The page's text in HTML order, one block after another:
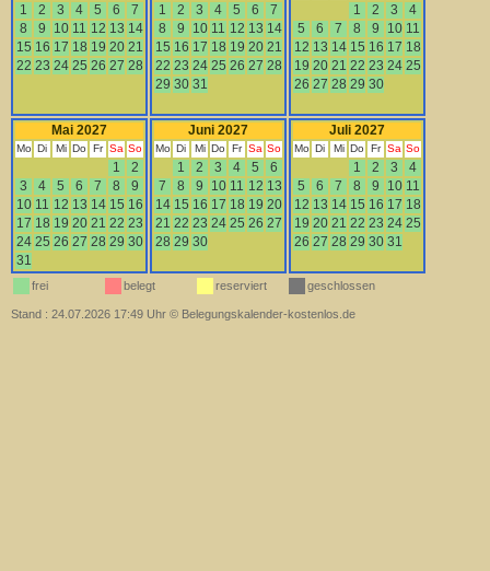
1 2 3 4 5 6
7
8
9 10 11 12 13 14
15 16 17 18 19 20 21
22 23 24 25 26 27 28
1 2 3 4 5 6
7
8
9 10 11 12 13 14
15 16 17 18 19 20 21
22 23 24 25 26 27 28
29 30 31
1 2 3
4
5
6 7 8 9 10 11
12 13 14 15 16 17 18
19 20 21 22 23 24 25
26 27 28 29 30
Mai 2027
Mo Di Mi Do Fr Sa So
1
2
3
4 5 6 7 8
9
10 11 12 13 14 15 16
17 18 19 20 21 22 23
24 25 26 27 28 29 30
31
Juni 2027
Mo Di Mi Do Fr Sa So
1 2 3 4 5
6
7
8 9 10 11 12 13
14 15 16 17 18 19 20
21 22 23 24 25 26 27
28 29 30
Juli 2027
Mo Di Mi Do Fr Sa So
1 2 3
4
5
6 7 8 9 10 11
12 13 14 15 16 17 18
19 20 21 22 23 24 25
26 27 28 29 30 31
frei belegt reserviert geschlossen
Stand : 24.07.2026 17:49 Uhr © Belegungskalender-kostenlos.de